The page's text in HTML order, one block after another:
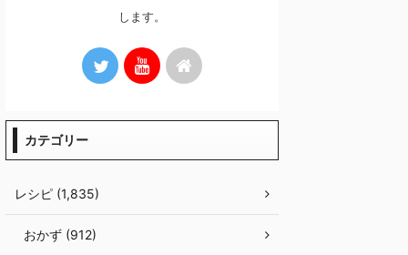
します。
カテゴリー
レシピ (1,835)
おかず (912)